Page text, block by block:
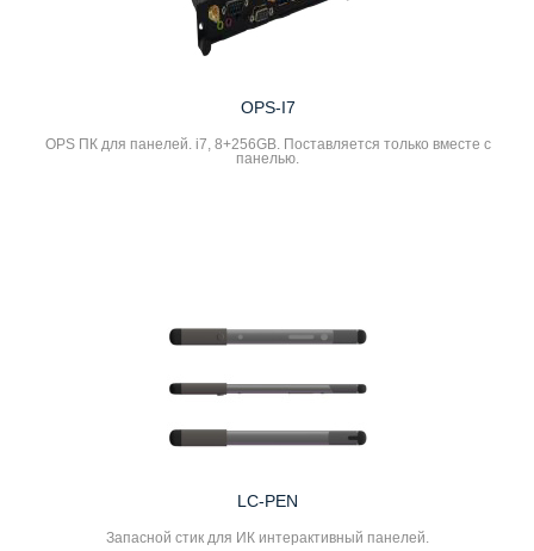
OPS-I7
OPS ПК для панелей. i7, 8+256GB. Поставляется только вместе с
панелью.
LC-PEN
Запасной стик для ИК интерактивный панелей.